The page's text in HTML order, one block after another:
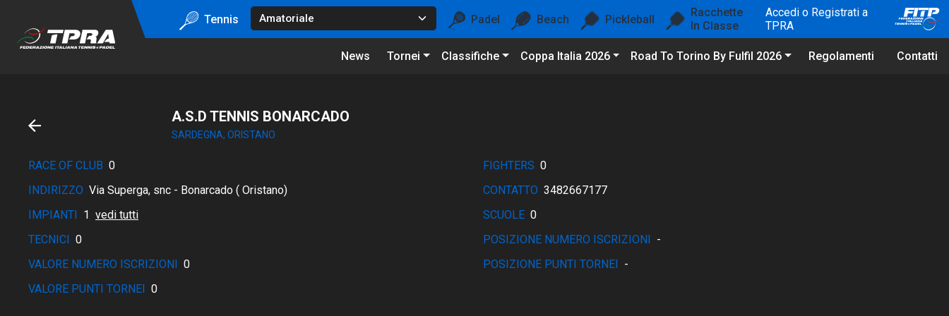
Tennis Padel Beach Pickleball
Racchette
In Classe
Accedi o Registrati a
TPRA
News Tornei Classifiche Coppa Italia 2026 Road To Torino By Fulfil 2026 Regolamenti Contatti
A.S.D TENNIS BONARCADO
SARDEGNA, ORISTANO
RACE OF CLUB 0 FIGHTERS 0
INDIRIZZO Via Superga, snc - Bonarcado ( Oristano) CONTATTO 3482667177
IMPIANTI 1 vedi tutti SCUOLE 0
TECNICI 0 POSIZIONE NUMERO ISCRIZIONI -
VALORE NUMERO ISCRIZIONI 0 POSIZIONE PUNTI TORNEI -
VALORE PUNTI TORNEI 0